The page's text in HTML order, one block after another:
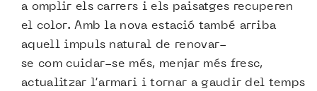
a omplir els carrers i els paisatges recuperen
el color. Amb la nova estació també arriba
aquell impuls natural de renovar-
se com cuidar-se més, menjar més fresc,
actualitzar l’armari i tornar a gaudir del temps